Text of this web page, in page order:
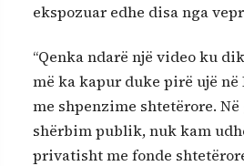
ekspozuar edhe disa nga
“Qenka ndarë një video ku
më ka kapur duke pirë ujë në
me shpenzime shtetërore.
shërbim publik, nuk kam
privatisht me fonde